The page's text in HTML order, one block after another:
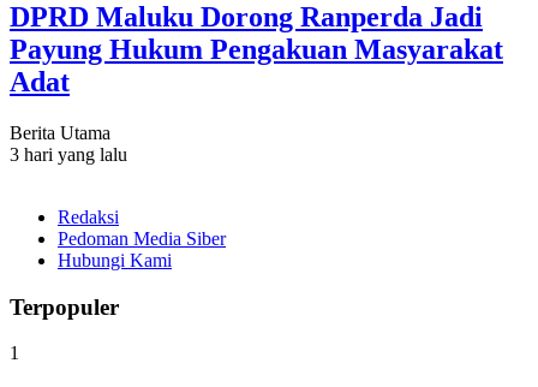
DPRD Maluku Dorong Ranperda Jadi
Payung Hukum Pengakuan Masyarakat
Adat
Berita Utama
3 hari yang lalu
Redaksi
Pedoman Media Siber
Hubungi Kami
Terpopuler
1